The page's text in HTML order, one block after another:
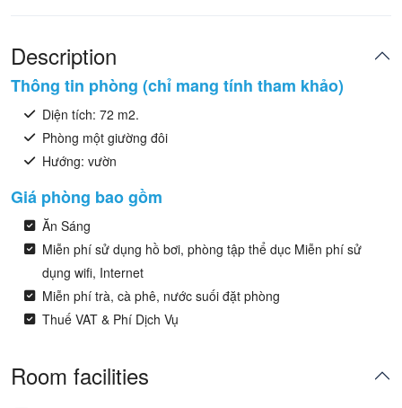
Description
Thông tin phòng (chỉ mang tính tham khảo)
Diện tích: 72 m2.
Phòng một giường đôi
Hướng: vườn
Giá phòng bao gồm
Ăn Sáng
Miễn phí sử dụng hồ bơi, phòng tập thể dục Miễn phí sử
dụng wifi, Internet
Miễn phí trà, cà phê, nước suối đặt phòng
Thuế VAT & Phí Dịch Vụ
Room facilities